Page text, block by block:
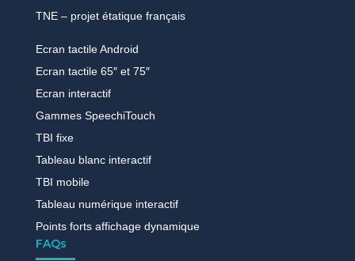
TNE – projet étatique français
Ecran tactile Android
Ecran tactile 65″ et 75″
Ecran interactif
Gammes SpeechiTouch
TBI fixe
Tableau blanc interactif
TBI mobile
Tableau numérique interactif
Points forts affichage dynamique
FAQs